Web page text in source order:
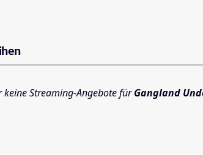
Streaming-Angebote fürGangland